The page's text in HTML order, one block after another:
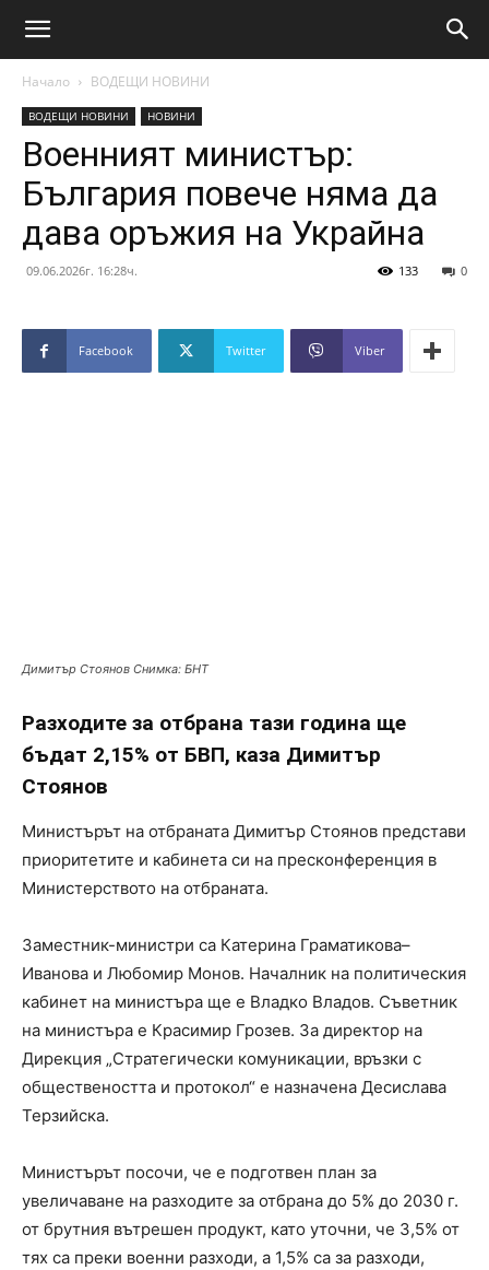
Начало ВОДЕЩИ НОВИНИ
ВОДЕЩИ НОВИНИ НОВИНИ
Военният министър:
България повече няма да
дава оръжия на Украйна
09.06.2026г. 16:28ч. 0
133
Facebook Twitter Viber
Димитър Стоянов Снимка: БНТ
Разходите за отбрана тази година ще
бъдат 2,15% от БВП, каза Димитър
Стоянов
Министърът на отбраната Димитър Стоянов представи
приоритетите и кабинета си на пресконференция в
Министерството на отбраната.
Заместник-министри са Катерина Граматикова–
Иванова и Любомир Монов. Началник на политическия
кабинет на министъра ще е Владко Владов. Съветник
на министъра е Красимир Грозев. За директор на
Дирекция „Стратегически комуникации, връзки с
обществеността и протокол“ е назначена Десислава
Терзийска.
Министърът посочи, че е подготвен план за
увеличаване на разходите за отбрана до 5% до 2030 г.
от брутния вътрешен продукт, като уточни, че 3,5% от
тях са преки военни разходи, а 1,5% са за разходи,